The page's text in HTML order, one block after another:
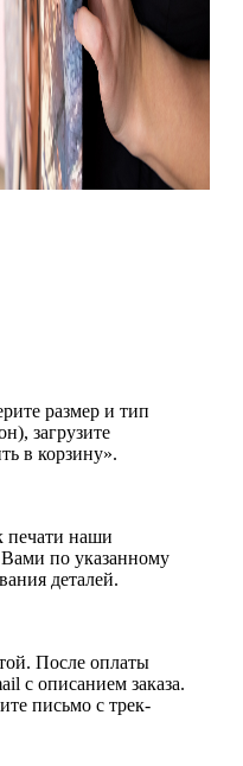
размер и тип
загрузите
в корзину».
печати наши
Вами по указанному
деталей.
После оплаты
с описанием заказа.
письмо с трек-